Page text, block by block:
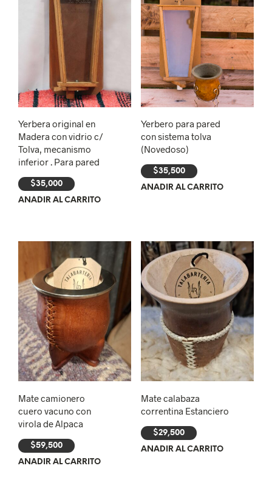
Yerbera original en
Madera con vidrio c/
Tolva, mecanismo
inferior . Para pared
$35,000
AÑADIR AL CARRITO
Yerbero para pared
con sistema tolva
(Novedoso)
$35,500
AÑADIR AL CARRITO
Mate camionero
cuero vacuno con
virola de Alpaca
$59,500
AÑADIR AL CARRITO
Mate calabaza
correntina Estanciero
$29,500
AÑADIR AL CARRITO